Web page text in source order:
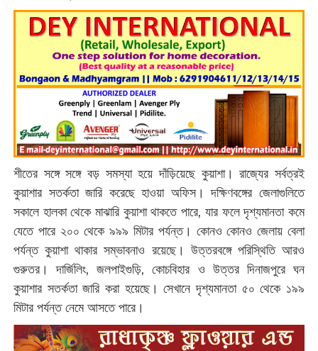
শীতের সঙ্গে সঙ্গে বড় সমস্যা হয়ে দাঁড়িয়েছে কুয়াশা। রাজ্যের সর্বত্রই
কুয়াশার সতর্কতা জারি করেছে হাওয়া অফিস। দক্ষিণবঙ্গের জেলাগুলিতে
সকালে হালকা থেকে মাঝারি কুয়াশা থাকতে পারে, যার ফলে দৃশ্যমানতা কমে
যেতে পারে ২০০ থেকে ৯৯৯ মিটার পর্যন্ত। কোনও কোনও জেলায় বেলা
পর্যন্ত কুয়াশা থাকার সম্ভাবনাও রয়েছে। উত্তরবঙ্গে পরিস্থিতি আরও
গুরুতর। দার্জিলিং, জলপাইগুড়ি, কোচবিহার ও উত্তর দিনাজপুরে ঘন
কুয়াশার সতর্কতা জারি করা হয়েছে। সেখানে দৃশ্যমানতা ৫০ থেকে ১৯৯
মিটার পর্যন্ত নেমে আসতে পারে।